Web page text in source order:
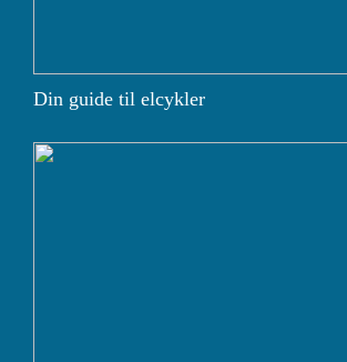
Din guide til elcykler